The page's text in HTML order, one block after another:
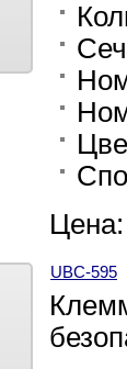
UBC-595